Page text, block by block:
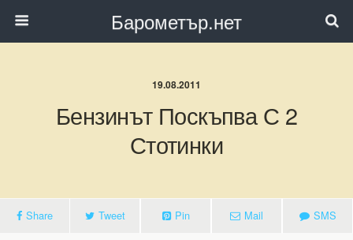
Барометър.нет
19.08.2011
Бензинът Поскъпва С 2
Стотинки
Share Tweet Pin Mail SMS